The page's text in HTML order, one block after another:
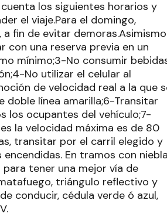
los siguientes horarios y
el viaje.Para el domingo,
fin de evitar demoras.Asimismo
con una reserva previa en un
mínimo;3-No consumir
No utilizar el celular al
de velocidad real a la que
doble línea amarilla;6-Transitar
los ocupantes del vehículo;7-
la velocidad máxima es de 80
transitar por el carril elegido y
En tramos con
tener una mejor vía de
triángulo reflectivo y
conducir, cédula verde ó azul,